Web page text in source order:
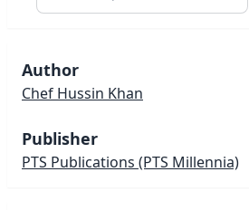
Author
Chef Hussin Khan
Publisher
PTS Publications (PTS Millennia)